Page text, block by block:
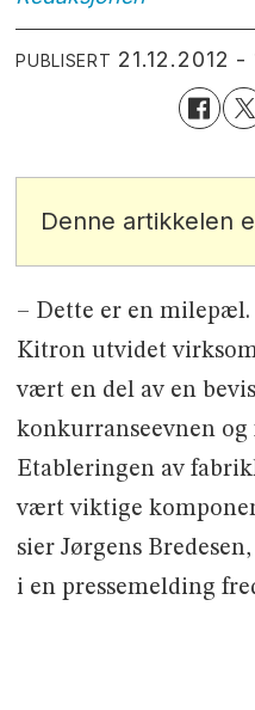
PUBLISERT 21.12.2012 -
Denne artikkelen
– Dette er en milepæl.
Kitron utvidet
vært en del av en
konkurranseevnen
Etableringen av
vært viktige
sier Jørgens
i en pressemelding